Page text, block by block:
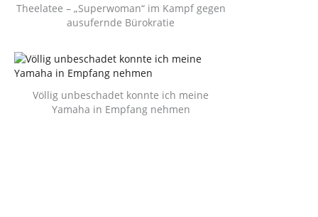
Theelatee – „Superwoman“ im Kampf gegen
ausufernde Bürokratie
Völlig unbeschadet konnte ich meine
Yamaha in Empfang nehmen